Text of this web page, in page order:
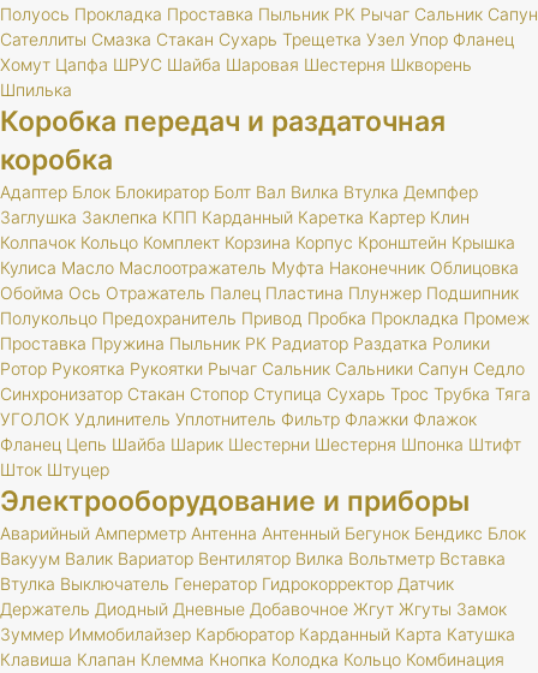
Полуось Прокладка Проставка Пыльник РК Рычаг Сальник Сапун
Сателлиты Смазка Стакан Сухарь Трещетка Узел Упор Фланец
Хомут Цапфа ШРУС Шайба Шаровая Шестерня Шкворень
Шпилька
Коробка передач и раздаточная
коробка
Адаптер Блок Блокиратор Болт Вал Вилка Втулка Демпфер
Заглушка Заклепка КПП Карданный Каретка Картер Клин
Колпачок Кольцо Комплект Корзина Корпус Кронштейн Крышка
Кулиса Масло Маслоотражатель Муфта Наконечник Облицовка
Обойма Ось Отражатель Палец Пластина Плунжер Подшипник
Полукольцо Предохранитель Привод Пробка Прокладка Промеж
Проставка Пружина Пыльник РК Радиатор Раздатка Ролики
Ротор Рукоятка Рукоятки Рычаг Сальник Сальники Сапун Седло
Синхронизатор Стакан Стопор Ступица Сухарь Трос Трубка Тяга
УГОЛОК Удлинитель Уплотнитель Фильтр Флажки Флажок
Фланец Цепь Шайба Шарик Шестерни Шестерня Шпонка Штифт
Шток Штуцер
Электрооборудование и приборы
Аварийный Амперметр Антенна Антенный Бегунок Бендикс Блок
Вакуум Валик Вариатор Вентилятор Вилка Вольтметр Вставка
Втулка Выключатель Генератор Гидрокорректор Датчик
Держатель Диодный Дневные Добавочное Жгут Жгуты Замок
Зуммер Иммобилайзер Карбюратор Карданный Карта Катушка
Клавиша Клапан Клемма Кнопка Колодка Кольцо Комбинация